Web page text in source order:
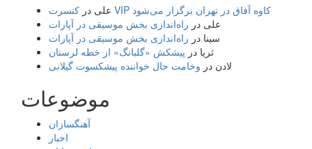
علی در
کنسرت VIP کاوه آفاق در تهران برگزار می‌شود
علی در راه‌اندازی بخش موسیقی در آپارات
سینا در راه‌اندازی بخش موسیقی در آپارات
ثریا در پیشکش «گلبانگ» از خطه لرستان
لادن در وخامت حال خواننده پیشکسوت گیلانی
موضوعات
آهنگسازان
اخبار